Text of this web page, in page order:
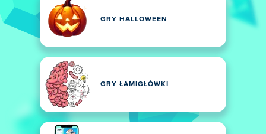
GRY HALLOWEEN
GRY ŁAMIGŁÓWKI